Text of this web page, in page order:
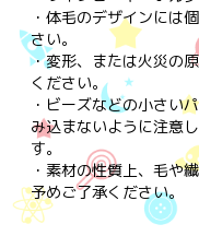
・体毛のデザインには
さい。
・変形、または火災の
ください。
・ビーズなどの小さい
み込まないように注意
す。
・素材の性質上、毛や
予めご了承ください。